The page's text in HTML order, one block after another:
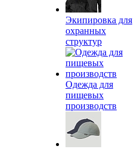
Экипировка для
охранных
структур
Одежда для
пищевых
производств